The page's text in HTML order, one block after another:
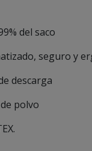
del saco
seguro y
descarga
polvo